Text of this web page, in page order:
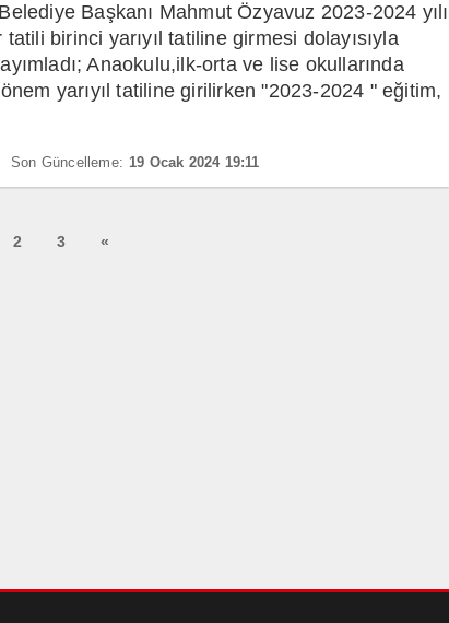
Başkanı Mahmut Özyavuz 2023-2024 yılı
tatili birinci yarıyıl tatiline girmesi dolayısıyla
Anaokulu,ilk-orta ve lise okullarında
yarıyıl tatiline girilirken "2023-2024 " eğitim,
Son Güncelleme: 19 Ocak 2024 19:11
2 3 «